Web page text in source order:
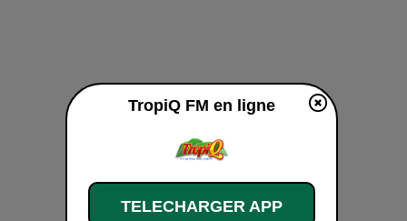
TropiQ FM en ligne
TELECHARGER APP